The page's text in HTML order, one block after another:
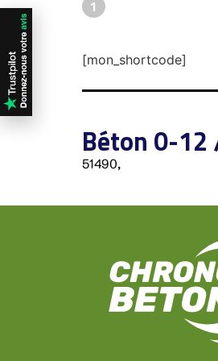
1
[mon_shortcode]
Béton 0-
51490,